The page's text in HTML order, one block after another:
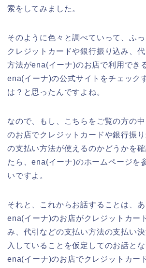
索をしてみました。
そのように色々と調べていって、ふっ
クレジットカードや銀行振り込み、
方法がena(イーナ)のお店で利用でき
ena(イーナ)の公式サイトをチェック
は？と思ったんですよね。
なので、もし、こちらをご覧の方の
のお店でクレジットカードや銀行振
の支払い方法が使えるのかどうかを
たら、ena(イーナ)のホームページを
いですよ。
それと、これからお話することは、あ
ena(イーナ)のお店がクレジットカー
み、代引などの支払い方法の支払い
入していることを仮定してのお話と
ena(イーナ)のお店でクレジットカー